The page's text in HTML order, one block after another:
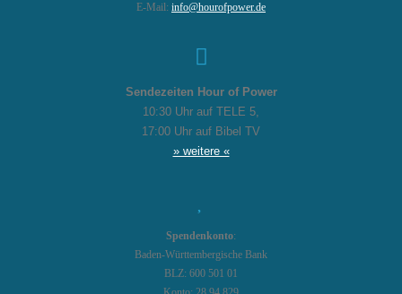
E-Mail: info@hourofpower.de
Sendezeiten Hour of Power
10:30 Uhr auf TELE 5,
17:00 Uhr auf Bibel TV
» weitere «
Spendenkonto:
Baden-Württembergische Bank
BLZ: 600 501 01